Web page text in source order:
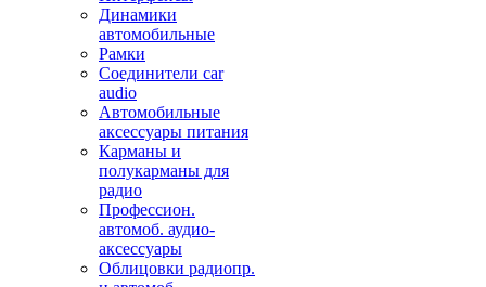
Динамики
автомобильные
Рамки
Соединители car
audio
Автомобильные
аксессуары питания
Карманы и
полукарманы для
радио
Профессион.
автомоб. аудио-
аксессуары
Облицовки радиопр.